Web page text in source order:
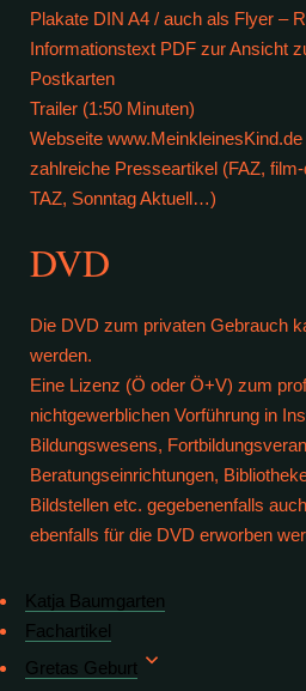
Plakate DIN A4 / auch als Flyer –
Informationstext PDF zur Ansicht
Postkarten
Trailer (1:50 Minuten)
Webseite
zahlreiche Presseartikel (FAZ,
TAZ, Sonntag Aktuell…)
DVD
Die DVD zum privaten Gebrauch
werden.
Eine Lizenz (Ö oder Ö+V) zum
nichtgewerblichen Vorführung in
Bildungswesens,
Beratungseinrichtungen,
Bildstellen etc. gegebenenfalls
ebenfalls für die DVD erworben
Katja Baumgarten
Fachartikel
Gretas Geburt